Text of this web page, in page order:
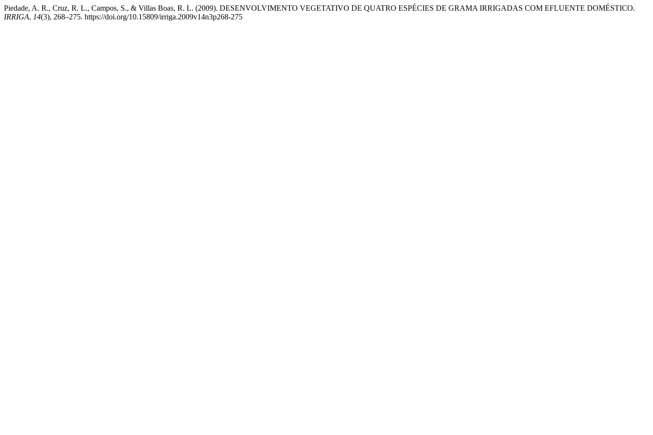
Piedade, A. R., Cruz, R. L., Campos, S., & Villas Boas, R. L. (2009). DESENVOLVIMENTO VEGETATIVO DE QUATRO ESPÉCIES DE GRAMA IRRIGADAS COM EFLUENTE DOMÉSTICO.
IRRIGA, 14(3), 268–275. https://doi.org/10.15809/irriga.2009v14n3p268-275